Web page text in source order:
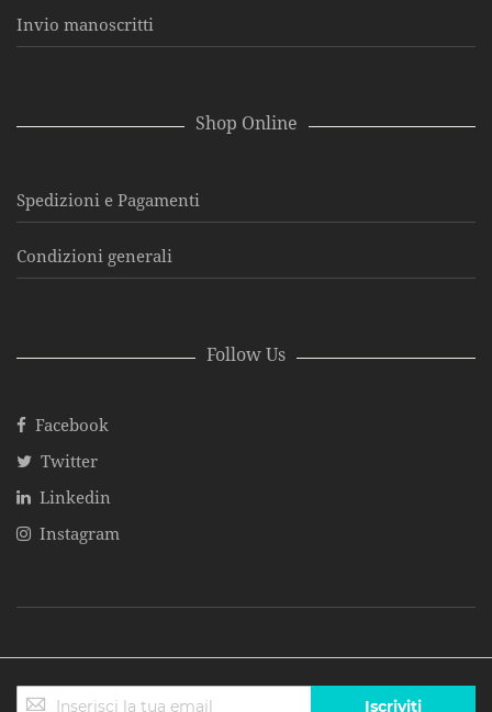
Invio manoscritti
Shop Online
Spedizioni e Pagamenti
Condizioni generali
Follow Us
Facebook
Twitter
Linkedin
Instagram
Iscriviti